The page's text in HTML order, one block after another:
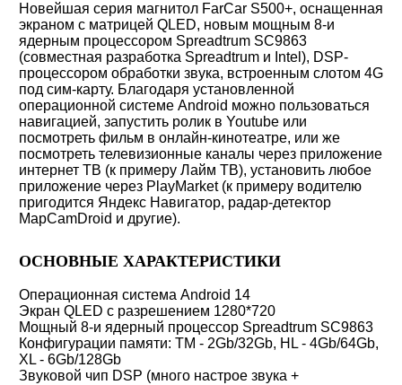
Новейшая серия магнитол FarCar S500+, оснащенная
экраном c матрицей QLED, новым мощным 8-и
ядерным процессором Spreadtrum SC9863
(совместная разработка Spreadtrum и Intel), DSP-
процессором обработки звука, встроенным слотом 4G
под сим-карту. Благодаря установленной
операционной системе Android можно пользоваться
навигацией, запустить ролик в Youtube или
посмотреть фильм в онлайн-кинотеатре, или же
посмотреть телевизионные каналы через приложение
интернет ТВ (к примеру Лайм ТВ), установить любое
приложение через PlayMarket (к примеру водителю
пригодится Яндекс Навигатор, радар-детектор
MapCamDroid и другие).
ОСНОВНЫЕ ХАРАКТЕРИСТИКИ
Операционная система Android 14
Экран QLED с разрешением 1280*720
Мощный 8-и ядерный процессор Spreadtrum SC9863
Конфигурации памяти: TM - 2Gb/32Gb, HL - 4Gb/64Gb,
XL - 6Gb/128Gb
Звуковой чип DSP (много настрое звука +